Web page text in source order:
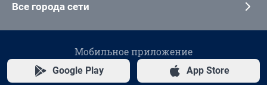
Все города сети
Мобильное приложение
Google Play App Store